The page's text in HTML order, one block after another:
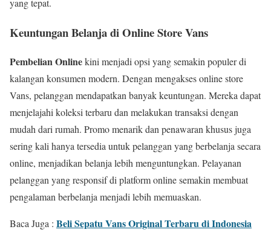
yang tepat.
Keuntungan Belanja di Online Store Vans
Pembelian Onlinekini menjadi opsi yang semakin populer di
kalangan konsumen modern. Dengan mengakses online store
Vans, pelanggan mendapatkan banyak keuntungan. Mereka dapat
menjelajahi koleksi terbaru dan melakukan transaksi dengan
mudah dari rumah. Promo menarik dan penawaran khusus juga
sering kali hanya tersedia untuk pelanggan yang berbelanja secara
online, menjadikan belanja lebih menguntungkan. Pelayanan
pelanggan yang responsif di platform online semakin membuat
pengalaman berbelanja menjadi lebih memuaskan.
Baca Juga : Beli Sepatu Vans Original Terbaru di Indonesia